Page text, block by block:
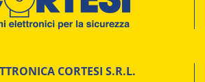
CORTESI S.R.L.